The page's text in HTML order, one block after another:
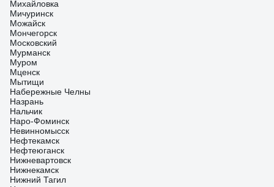
Михайловка
Мичуринск
Можайск
Мончегорск
Московский
Мурманск
Муром
Мценск
Мытищи
Набережные Челны
Назрань
Нальчик
Наро-Фоминск
Невинномысск
Нефтекамск
Нефтеюганск
Нижневартовск
Нижнекамск
Нижний Тагил